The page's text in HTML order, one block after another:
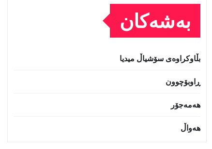
بەشەکان
بڵاوکراوەی سۆشیاڵ میدیا
ڕاوبۆچوون
هەمەجۆر
هەواڵ